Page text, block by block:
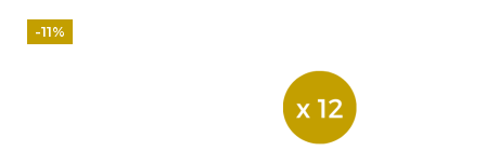
-11%